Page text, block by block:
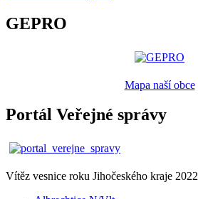
GEPRO
Mapa naší obce
Portál Veřejné správy
Vítěz vesnice roku Jihočeského kraje 2022